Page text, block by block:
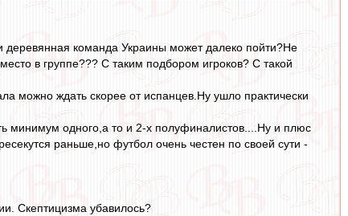
деревянная команда Украины может далеко пойти?Не
в группе??? С таким подбором игроков? С такой
можно ждать скорее от испанцев.Ну ушло практически
минимум одного,а то и 2-х полуфиналистов....Ну и плюс
раньше,но футбол очень честен по своей сути -
Скептицизма убавилось?